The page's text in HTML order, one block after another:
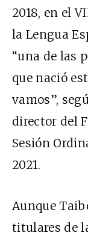
2018, en el
la Lengua
“una de las
que nació
vamos”,
director del
Sesión
2021.
Aunque
titulares de